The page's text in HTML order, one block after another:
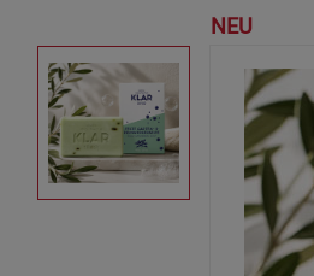
NEU